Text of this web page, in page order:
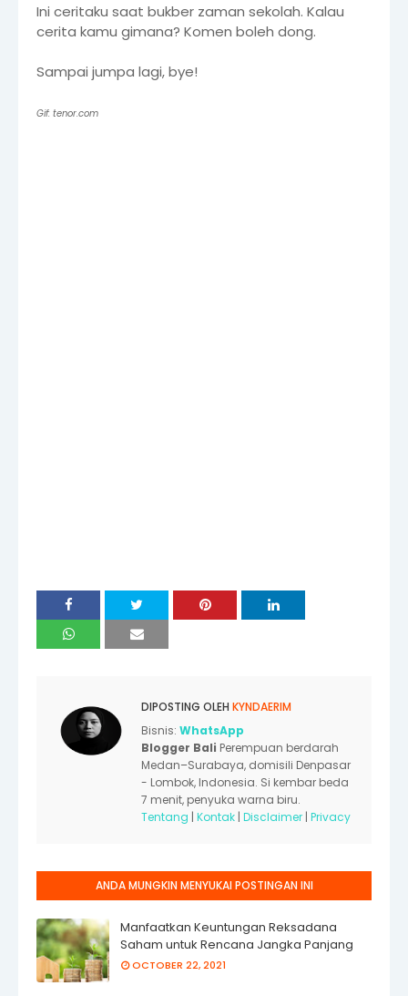
Ini ceritaku saat bukber zaman sekolah. Kalau
cerita kamu gimana? Komen boleh dong.
Sampai jumpa lagi, bye!
Gif: tenor.com
DIPOSTING OLEH KYNDAERIM
Bisnis: WhatsApp
Blogger Bali Perempuan berdarah
Medan–Surabaya, domisili Denpasar
- Lombok, Indonesia. Si kembar beda
7 menit, penyuka warna biru.
Tentang | Kontak | Disclaimer | Privacy
ANDA MUNGKIN MENYUKAI POSTINGAN INI
Manfaatkan Keuntungan Reksadana
Saham untuk Rencana Jangka Panjang
OCTOBER 22, 2021